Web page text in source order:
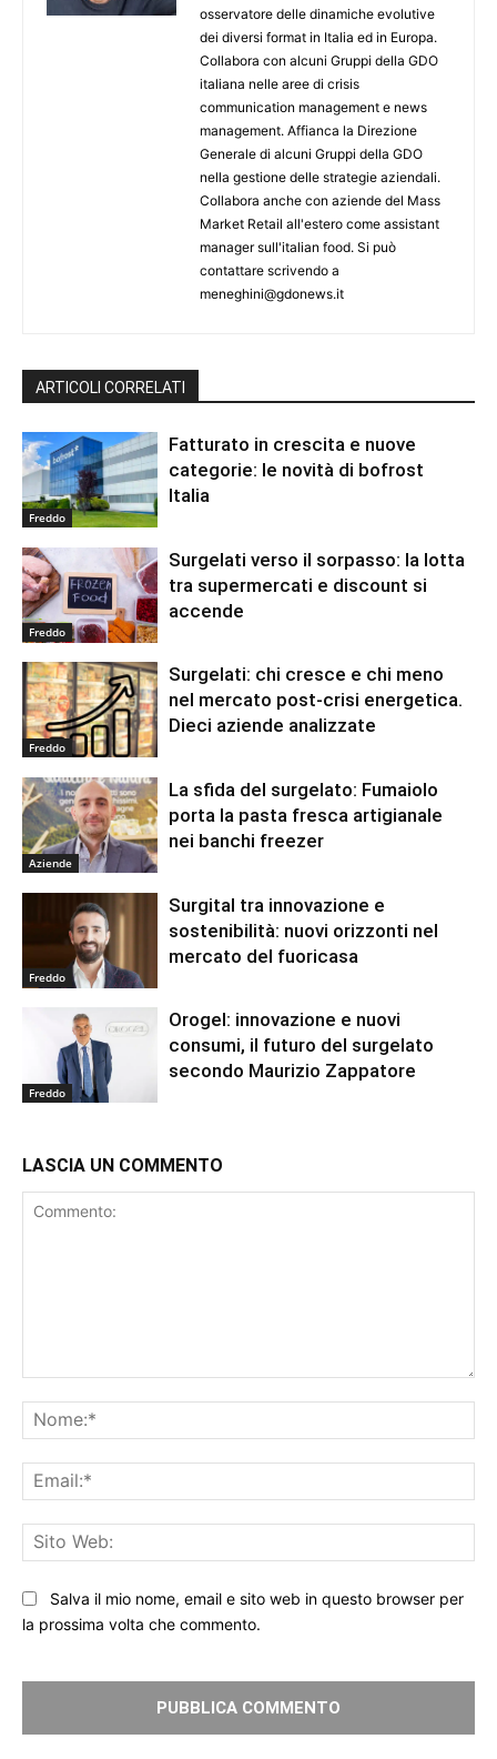
osservatore delle dinamiche evolutive
dei diversi format in Italia ed in Europa.
Collabora con alcuni Gruppi della GDO
italiana nelle aree di crisis
communication management e news
management. Affianca la Direzione
Generale di alcuni Gruppi della GDO
nella gestione delle strategie aziendali.
Collabora anche con aziende del Mass
Market Retail all'estero come assistant
manager sull'italian food. Si può
contattare scrivendo a
meneghini@gdonews.it
ARTICOLI CORRELATI
Freddo
Fatturato in crescita e nuove
categorie: le novità di bofrost
Italia
Freddo
Surgelati verso il sorpasso: la lotta
tra supermercati e discount si
accende
Freddo
Surgelati: chi cresce e chi meno
nel mercato post-crisi energetica.
Dieci aziende analizzate
Aziende
La sfida del surgelato: Fumaiolo
porta la pasta fresca artigianale
nei banchi freezer
Freddo
Surgital tra innovazione e
sostenibilità: nuovi orizzonti nel
mercato del fuoricasa
Freddo
Orogel: innovazione e nuovi
consumi, il futuro del surgelato
secondo Maurizio Zappatore
LASCIA UN COMMENTO
Salva il mio nome, email e sito web in questo browser per
la prossima volta che commento.